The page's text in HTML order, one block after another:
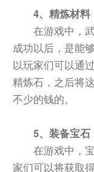
4、精炼材料
在游戏中，
成功以后，是能
以玩家们可以通
精炼石，之后将
不少的钱的。
5、装备宝石
在游戏中，
家们可以将获取